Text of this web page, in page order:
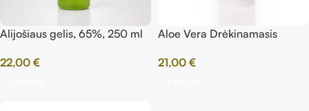
Alijošiaus gelis, 65%, 250 ml
22,00 €
Aloe Vera Drėkinamasis
21,00 €